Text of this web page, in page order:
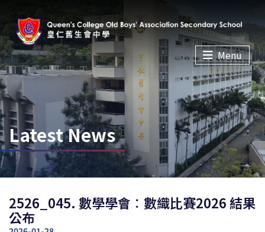
Menu
Latest News
2526_045. 數學學會︰數織比賽2026 結果
公布